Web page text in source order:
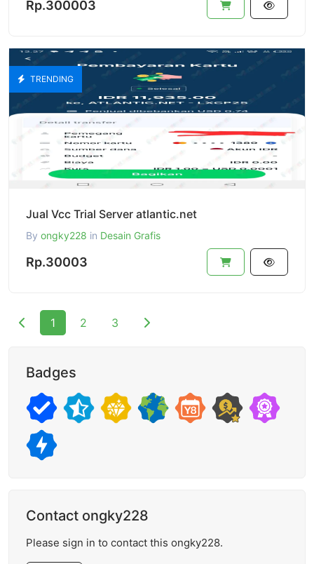
Rp.300003
TRENDING
Jual Vcc Trial Server atlantic.net
By ongky228 in Desain Grafis
Rp.30003
1 2 3
Badges
Contact ongky228
Please sign in to contact this ongky228.